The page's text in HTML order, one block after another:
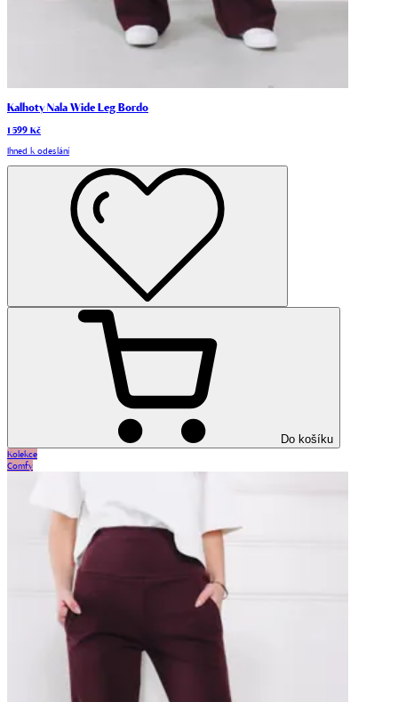
Kalhoty Nala Wide Leg Bordo
1 599 Kč
Ihned k odeslání
Do košíku
Kolekce
Comfy